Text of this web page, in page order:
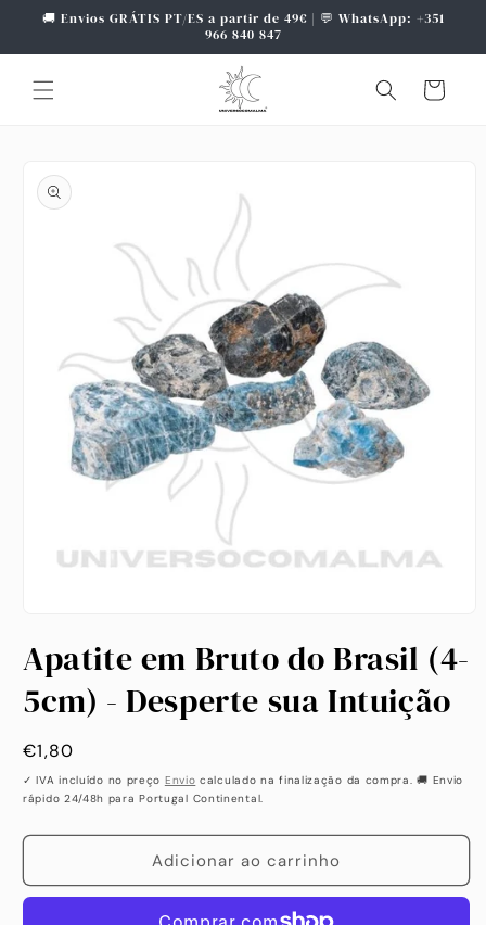
para o
🚚 Envios GRÁTIS PT/ES a partir de 49€ | 💬 WhatsApp: +351
966 840 847
Carrinho
informação
do produto
multimédia
1
modal
Apatite em Bruto do Brasil (4-
5cm) - Desperte sua Intuição
Preço
habitual
€1,80
✓ IVA incluído no preço Envio calculado na finalização da compra. 🚚 Envio
rápido 24/48h para Portugal Continental.
Adicionar ao carrinho